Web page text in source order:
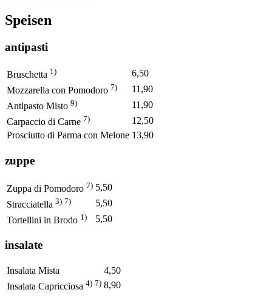
Speisen
antipasti
Bruschetta 1)
6,50
Mozzarella con Pomodoro 7)
11,90
Antipasto Misto 9)
11,90
Carpaccio di Carne 7)
12,50
Prosciutto di Parma con Melone 13,90
zuppe
Zuppa di Pomodoro 7) 5,50
Stracciatella 3) 7)
5,50
Tortellini in Brodo 1) 5,50
insalate
Insalata Mista
4,50
Insalata Capricciosa 4) 7) 8,90